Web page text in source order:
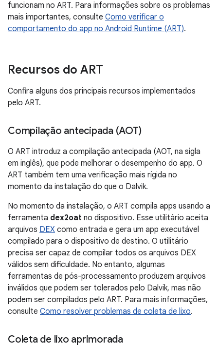
funcionam no ART. Para informações sobre os problemas
mais importantes, consulte Como verificar o
comportamento do app no Android Runtime (ART).
Recursos do ART
Confira alguns dos principais recursos implementados
pelo ART.
Compilação antecipada (AOT)
O ART introduz a compilação antecipada (AOT, na sigla
em inglês), que pode melhorar o desempenho do app. O
ART também tem uma verificação mais rígida no
momento da instalação do que o Dalvik.
No momento da instalação, o ART compila apps usando a
ferramenta dex2oat no dispositivo. Esse utilitário aceita
arquivos DEX como entrada e gera um app executável
compilado para o dispositivo de destino. O utilitário
precisa ser capaz de compilar todos os arquivos DEX
válidos sem dificuldade. No entanto, algumas
ferramentas de pós-processamento produzem arquivos
inválidos que podem ser tolerados pelo Dalvik, mas não
podem ser compilados pelo ART. Para mais informações,
consulte Como resolver problemas de coleta de lixo.
Coleta de lixo aprimorada